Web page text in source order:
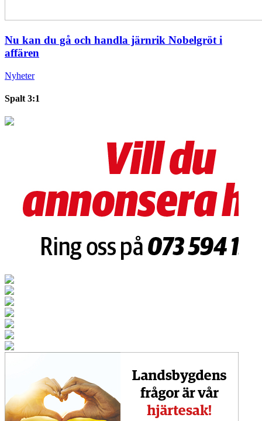
Nu kan du gå och handla järnrik Nobelgröt i
affären
Nyheter
Spalt 3:1